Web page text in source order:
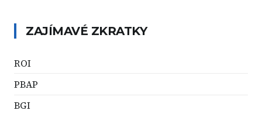
ZAJÍMAVÉ ZKRATKY
ROI
PBAP
BGI